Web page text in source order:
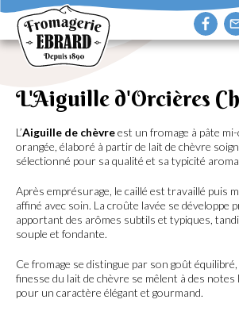
L'Aiguille d'Orcières
L’Aiguille de chèvreest un fromage à pâte
orangée, élaboré à partir de lait de chèvre
sélectionné pour sa qualité et sa typicité
Après emprésurage, le caillé est travaillé puis
affiné avec soin. La croûte lavée se développe
apportant des arômes subtils et typiques,
souple et fondante.
Ce fromage se distingue par son goût
finesse du lait de chèvre se mêlent à des notes
pour un caractère élégant et gourmand.